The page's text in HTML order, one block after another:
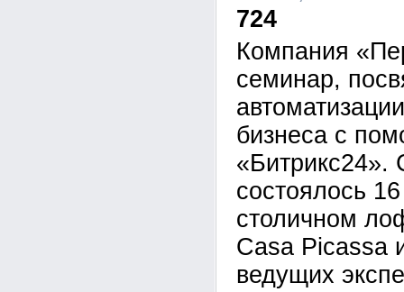
724
Компания
семинар,
бизнеса с
«Битрикс24».
состоялось
столичном
Casa Picassa
ведущих